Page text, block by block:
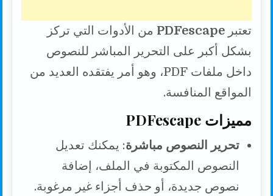
تعتبرPDFescape من الأدوات التي تركز
بشكل أكبر على التحرير المباشر للنصوص
داخل ملفات PDF، وهو أمر يفتقده العديد من
المواقع المنافسة.
مميزات PDFescape
تحرير النصوص مباشرة: يمكنك تعديل
النصوص المكتوبة في الملف، إضافة
نصوص جديدة، أو حذف أجزاء غير مرغوبة.